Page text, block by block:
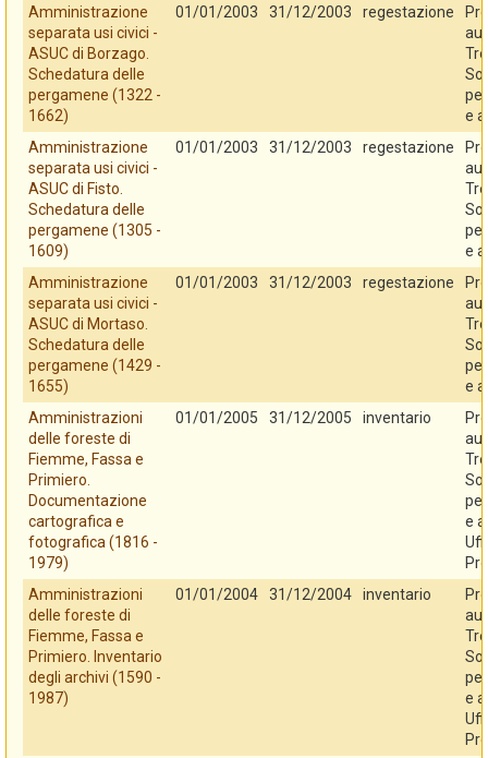
Amministrazione
separata usi civici -
ASUC di Borzago.
Schedatura delle
pergamene (1322 -
1662)
01/01/2003 31/12/2003 regestazione
e
Amministrazione
separata usi civici -
ASUC di Fisto.
Schedatura delle
pergamene (1305 -
1609)
01/01/2003 31/12/2003 regestazione
e
Amministrazione
separata usi civici -
ASUC di Mortaso.
Schedatura delle
pergamene (1429 -
1655)
01/01/2003 31/12/2003 regestazione
e
Amministrazioni
delle foreste di
Fiemme, Fassa e
Primiero.
Documentazione
cartografica e
fotografica (1816 -
1979)
01/01/2005 31/12/2005 inventario
e
Amministrazioni
delle foreste di
Fiemme, Fassa e
Primiero. Inventario
degli archivi (1590 -
1987)
01/01/2004 31/12/2004 inventario
e